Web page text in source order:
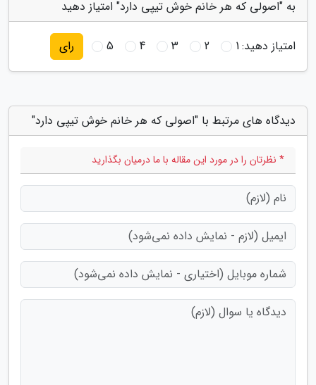
به "اصولی که هر خانم خوش تیپی دارد" امتیاز دهید
امتیاز دهید:1
2
3
4
5 رای
دیدگاه های مرتبط با "اصولی که هر خانم خوش تیپی دارد"
* نظرتان را در مورد این مقاله با ما درمیان بگذارید